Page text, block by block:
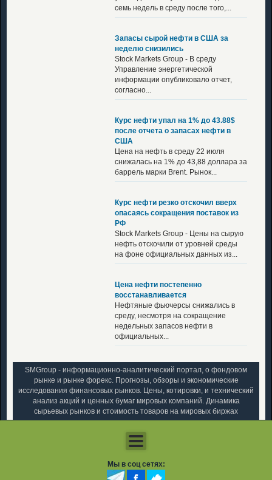
семь недель в среду после того,...
Запасы сырой нефти в США за
неделю снизились
Stock Markets Group - В среду
Управление энергетической
информации опубликовало отчет,
согласно...
Курс нефти упал на 1% до 43.88$
после отчета о запасах нефти в
США
Цена на нефть в среду 22 июля
снижалась на 1% до 43,88 доллара за
баррель марки Brent. Рынок...
Курс нефти резко отскочил вверх
опасаясь сокращения поставок из
РФ
Stock Markets Group - Цены на сырую
нефть отскочили от уровней среды
на фоне официальных данных из...
Цена нефти постепенно
восстанавливается
Нефтяные фьючерсы снижались в
среду, несмотря на сокращение
недельных запасов нефти в
официальных...
SMGroup - информационно-аналитический портал, о фондовом
рынке и рынке форекс. Прогнозы, обзоры и экономические
исследования финансовых рынков. Цены, котировки, и технический
анализ акций и ценных бумаг мировых компаний. Динамика
сырьевых рынков и стоимость товаров на мировых биржах
Мы в соц сетях: